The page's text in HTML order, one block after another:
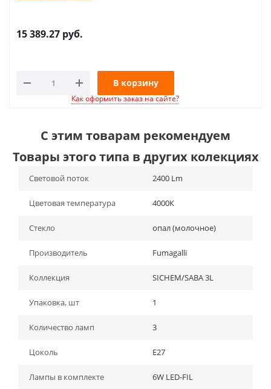
15 389.27 руб.
В корзину
Как оформить заказ на сайте?
С этим товарам рекомендуем
Товары этого типа в других колекциях
Световой поток 2400 Lm
Цветовая температура 4000К
Стекло опал (молочное)
Производитель Fumagalli
Коллекция SICHEM/SABA 3L
Упаковка, шт 1
Количество ламп 3
Цоколь Е27
Лампы в комплекте 6W LED-FIL